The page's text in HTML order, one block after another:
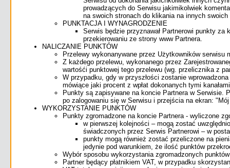
prowadzących do Serwisu jakimikolwiek
na swoich stronach do klikania na innych
PUNKTACJA I WYNAGRODZENIE
Serwis będzie przyznawał Partnerowi punkty
przekierowaniu ze strony www Partnera.
NALICZANIE PUNKTÓW
Przelewy wykonanywane przez Użytkowników serwisu
Z każdego przelewu, wykonanego przez
wartośći punktowej tego przelewu (wg. przelicznika z
W przypadku, gdy w przyszłości zostanie
mówiące jaki procent z wpłat dokonanych tymi
Punkty są zapisywane na koncie Partnera w Serwisie.
po zalogowaniu się w Serwisu i przejścia na ekran:
WYKORZYSTANIE PUNKTÓW
Punkty zgromadzone na koncie Partnera - wyliczone
w pierwszej kolejności – mogą zostać
świadczonych przez Serwis Partnerowi – w
punkty mogą również zostać przeliczone na
jedynie pod warunkiem, że ilość punktów
Wybór sposobu wykorzystania zgromadzonych
Partner będący płatnikiem VAT, w przypadku